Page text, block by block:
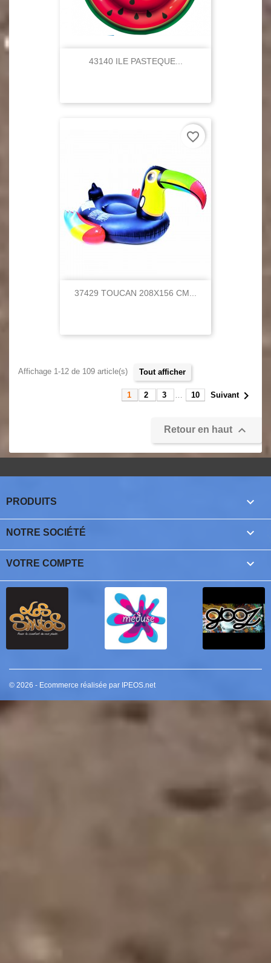
43140 ILE PASTEQUE...
37429 TOUCAN 208X156 CM...
favorite_border
Affichage 1-12 de 109 article(s) tout afficher
1 2 3 … 10 Suivant
Retour en haut 
PRODUITS 
NOTRE SOCIÉTÉ 
VOTRE COMPTE 
© 2026 - Ecommerce réalisée par IPEOS.net